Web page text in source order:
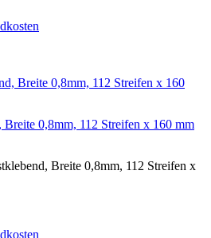
0,8mm, 112 Streifen x 160 mm
Breite 0,8mm, 112 Streifen x